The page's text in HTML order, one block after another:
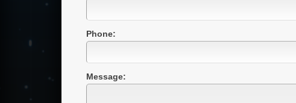
Phone:
Message: